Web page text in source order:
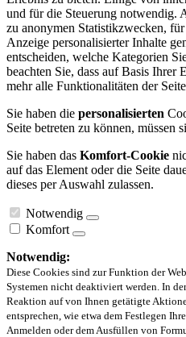
und für die Steuerung notwendig.
zu anonymen Statistikzwecken,
Anzeige personalisierter Inhalte
entscheiden, welche Kategorien
beachten Sie, dass auf Basis
mehr alle Funktionalitäten der
Sie haben die personalisierten
Seite betreten zu können, müssen
Sie haben das Komfort-Cookie
auf das Element oder die Seite
dieses per Auswahl zulassen.
Notwendig
Komfort
Notwendig:
Diese Cookies sind zur Funktion der
Systemen nicht deaktiviert werden. In
Reaktion auf von Ihnen getätigte
entsprechen, wie etwa dem Festlegen
Anmelden oder dem Ausfüllen von